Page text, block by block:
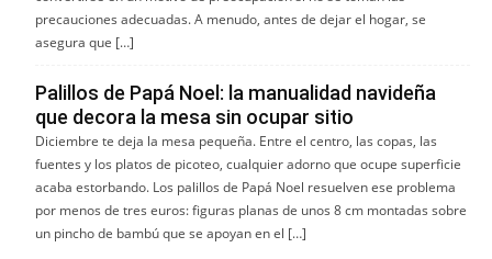
precauciones adecuadas. A menudo, antes de dejar el hogar, se
asegura que […]
Palillos de Papá Noel: la manualidad navideña
que decora la mesa sin ocupar sitio
Diciembre te deja la mesa pequeña. Entre el centro, las copas, las
fuentes y los platos de picoteo, cualquier adorno que ocupe superficie
acaba estorbando. Los palillos de Papá Noel resuelven ese problema
por menos de tres euros: figuras planas de unos 8 cm montadas sobre
un pincho de bambú que se apoyan en el […]